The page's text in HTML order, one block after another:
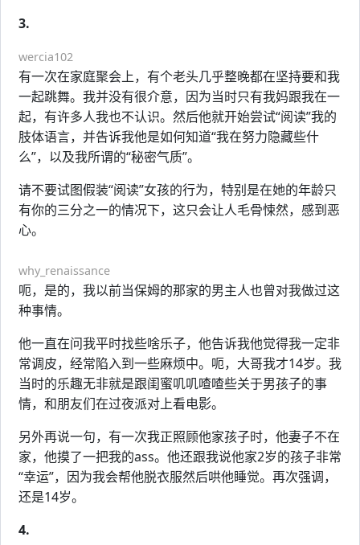
3.
wercia102
有一次在家庭聚会上，有个老头几乎整晚都在坚持要和我
一起跳舞。我并没有很介意，因为当时只有我妈跟我在一
起，有许多人我也不认识。然后他就开始尝试“阅读”我的
肢体语言，并告诉我他是如何知道“我在努力隐藏些什
么”，以及我所谓的“秘密气质”。
请不要试图假装“阅读”女孩的行为，特别是在她的年龄只
有你的三分之一的情况下，这只会让人毛骨悚然，感到恶
心。
why_renaissance
呃，是的，我以前当保姆的那家的男主人也曾对我做过这
种事情。
他一直在问我平时找些啥乐子，他告诉我他觉得我一定非
常调皮，经常陷入到一些麻烦中。呃，大哥我才14岁。我
当时的乐趣无非就是跟闺蜜叽叽喳喳些关于男孩子的事
情，和朋友们在过夜派对上看电影。
另外再说一句，有一次我正照顾他家孩子时，他妻子不在
家，他摸了一把我的ass。他还跟我说他家2岁的孩子非常
“幸运”，因为我会帮他脱衣服然后哄他睡觉。再次强调，
还是14岁。
4.